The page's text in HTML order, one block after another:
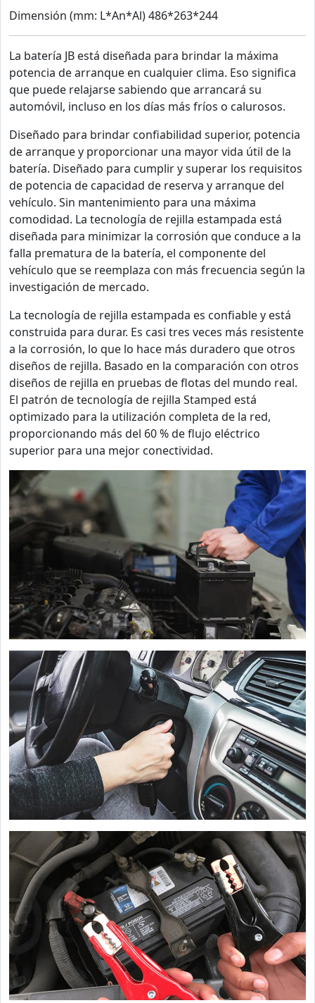
Dimensión (mm: L*An*Al) 486*263*244
La batería JB está diseñada para brindar la máxima
potencia de arranque en cualquier clima. Eso significa
que puede relajarse sabiendo que arrancará su
automóvil, incluso en los días más fríos o calurosos.
Diseñado para brindar confiabilidad superior, potencia
de arranque y proporcionar una mayor vida útil de la
batería. Diseñado para cumplir y superar los requisitos
de potencia de capacidad de reserva y arranque del
vehículo. Sin mantenimiento para una máxima
comodidad. La tecnología de rejilla estampada está
diseñada para minimizar la corrosión que conduce a la
falla prematura de la batería, el componente del
vehículo que se reemplaza con más frecuencia según la
investigación de mercado.
La tecnología de rejilla estampada es confiable y está
construida para durar. Es casi tres veces más resistente
a la corrosión, lo que lo hace más duradero que otros
diseños de rejilla. Basado en la comparación con otros
diseños de rejilla en pruebas de flotas del mundo real.
El patrón de tecnología de rejilla Stamped está
optimizado para la utilización completa de la red,
proporcionando más del 60 % de flujo eléctrico
superior para una mejor conectividad.